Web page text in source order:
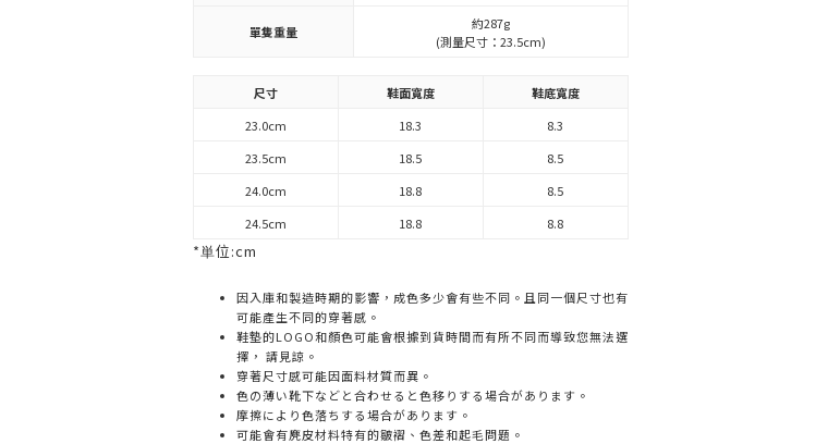
單隻重量
約287g
(測量尺寸：23.5cm)
尺寸 鞋面寬度
鞋底寬度
23.0cm
18.3
8.3
23.5cm
18.5
8.5
24.0cm
18.8
8.5
24.5cm
18.8 8.8
*単位:cm
因入庫和製造時期的影響，成色多少會有些不同。且同一個尺寸也有
可能產生不同的穿著感。
鞋墊的LOGO和顏色可能會根據到貨時間而有所不同而導致您無法選
擇， 請見諒。
穿著尺寸感可能因面料材質而異。
色の薄い靴下などと合わせると色移りする場合があります。
摩擦により色落ちする場合があります。
可能會有麂皮材料特有的皺褶、色差和起毛問題。